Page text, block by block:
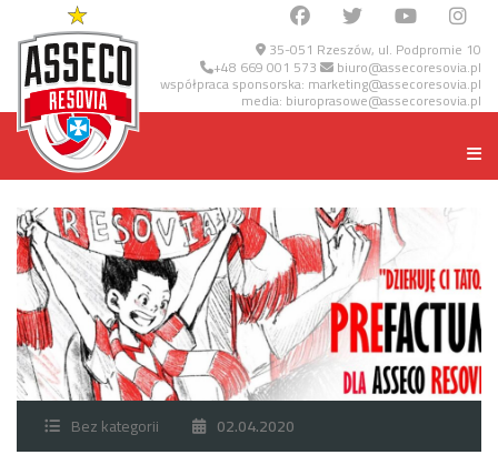
35-051 Rzeszów, ul. Podpromie 10
+48 669 001 573 biuro@assecoresovia.pl
współpraca sponsorska: marketing@assecoresovia.pl
media: biuroprasowe@assecoresovia.pl
Bez kategorii 02.04.2020